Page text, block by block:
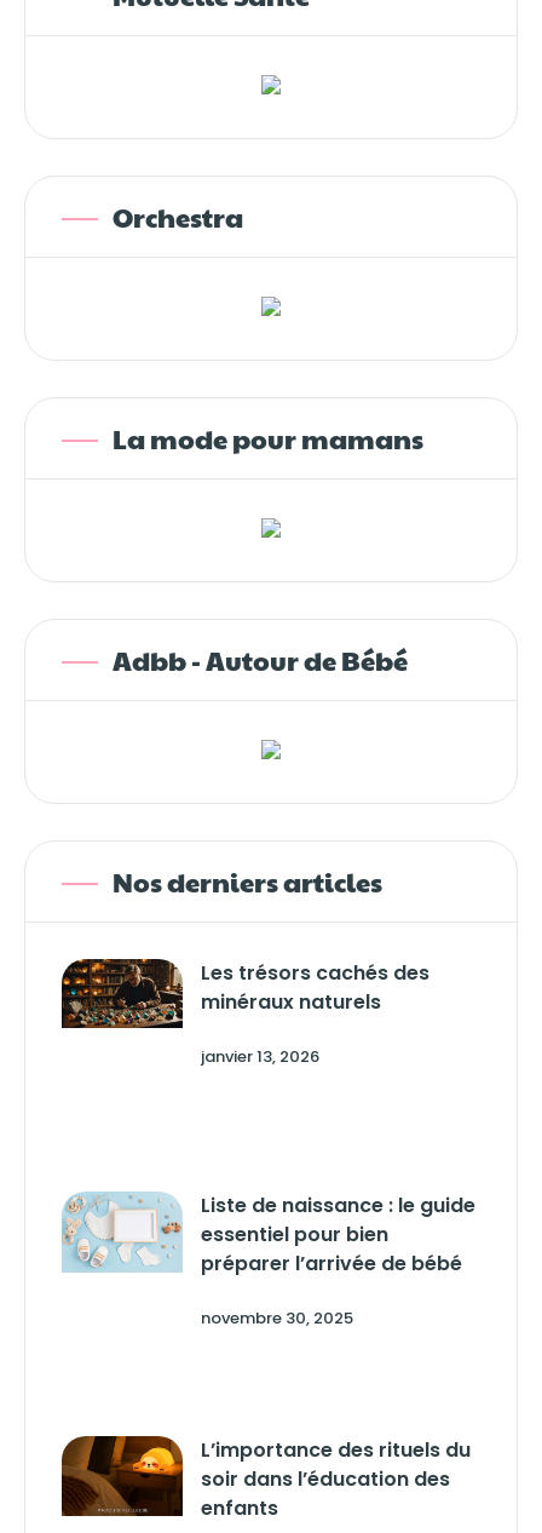
Orchestra
La mode pour mamans
Adbb - Autour de Bébé
Nos derniers articles
Les trésors cachés des
minéraux naturels
janvier 13, 2026
Liste de naissance : le guide
essentiel pour bien
préparer l’arrivée de bébé
novembre 30, 2025
L’importance des rituels du
soir dans l’éducation des
enfants